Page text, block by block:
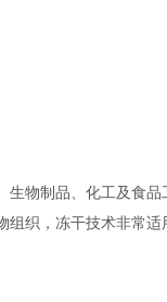
物制品、化工及食品
织，冻干技术非常适